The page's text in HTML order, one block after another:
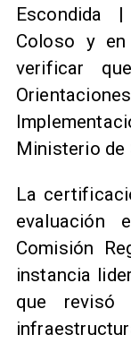
Escondida
Coloso y
verificar
Ministerio de
La
evaluación
Comisión
instancia
que revisó